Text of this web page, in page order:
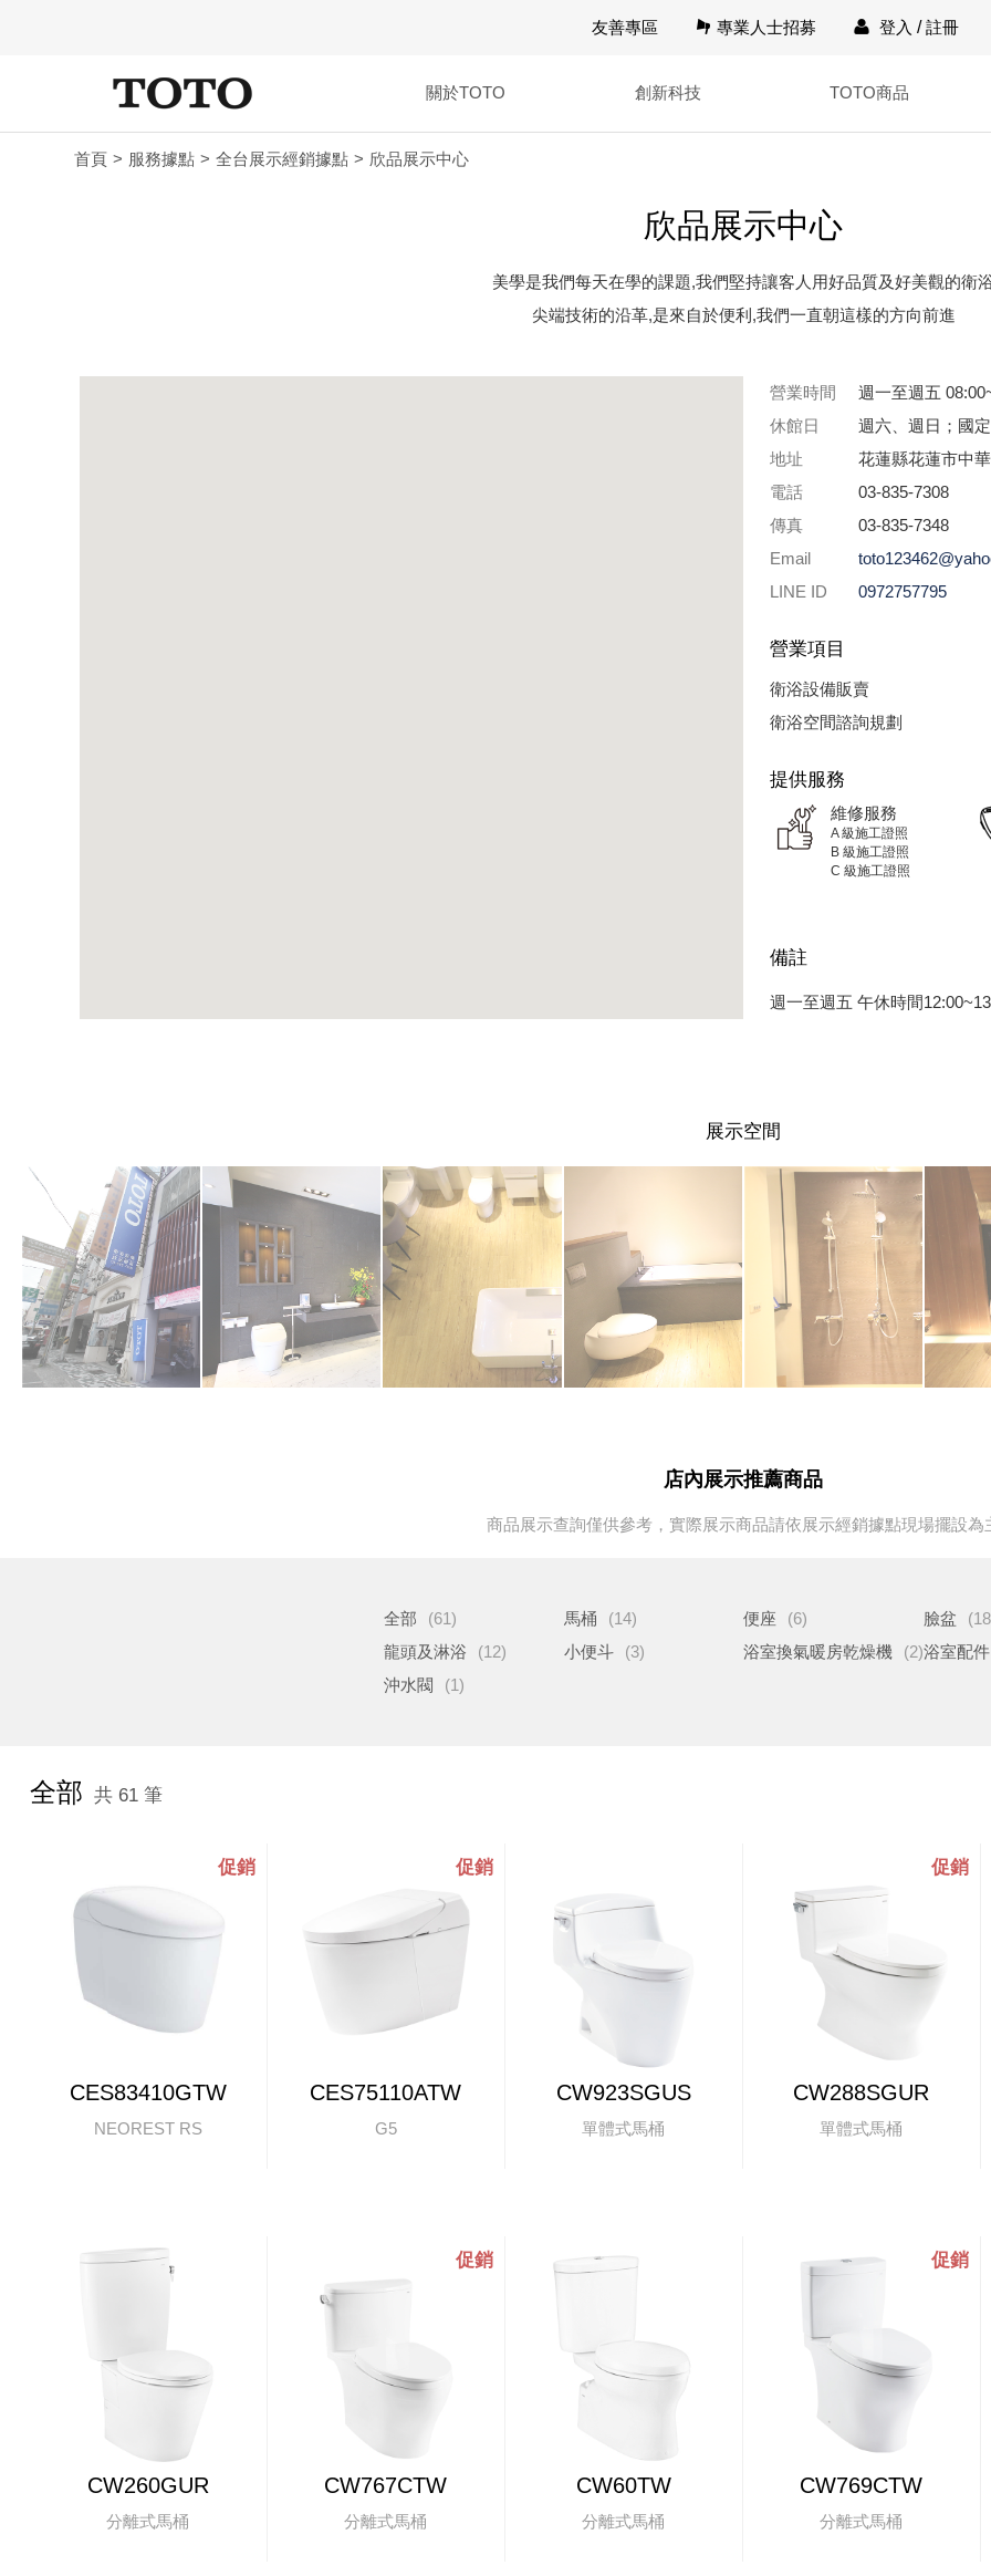
友善專區 專業人士招募 登入 /註冊
關於TOTO 創新科技 TOTO商品
首頁 服務據點 全台展示經銷據點 欣品展示中心
欣品展示中心
美學是我們每天在學的課題,我們堅持讓客人用好品質及好美觀的衛
尖端技術的沿革,是來自於便利,我們一直朝這樣的方向前進
營業時間
週一至週五
休館日
週六、週日；國
地址
花蓮縣花蓮市中
電話
03-835-7308
傳真
03-835-7348
Email
LINE ID
0972757795
營業項目
衛浴設備販賣
衛浴空間諮詢規劃
提供服務
維修服務
A 級施工證照
B 級施工證照
C 級施工證照
備註
週一至週五 午休時間
展示空間
店內展示推薦商品
商品展示查詢僅供參考，實際展示商品請依展示經銷據點現場擺設為
全部 (61) 馬桶 (14) 便座 (6) 臉盆
龍頭及淋浴
(12) 小便斗 (3) 浴室換氣暖房乾燥機 (2)浴室配件
沖水閥
(1)
全部 共 61 筆
CES83410GTW
NEOREST RS
CES75110ATW
G5
CW923SGUS
單體式馬桶
CW288SGUR
單體式馬桶
CW260GUR
分離式馬桶
CW767CTW
分離式馬桶
CW60TW
分離式馬桶
CW769CTW
分離式馬桶